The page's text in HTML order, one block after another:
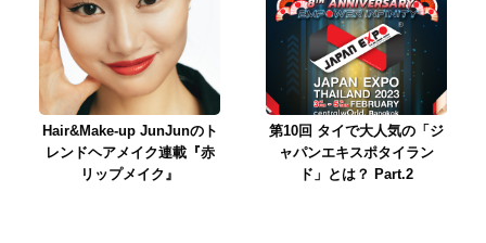
Hair&Make-up JunJunのト
レンドヘアメイク連載『赤
リップメイク』
第10回 タイで大人気の「ジ
ャパンエキスポタイラン
ド」とは？ Part.2